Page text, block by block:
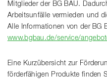
Mitglieder der BG BAU.
Arbeitsunfälle vermieden und
Alle Informationen von der BG
www.bgbau.de/service/
Eine Kurzübersicht zur
förderfähigen Produkte finden